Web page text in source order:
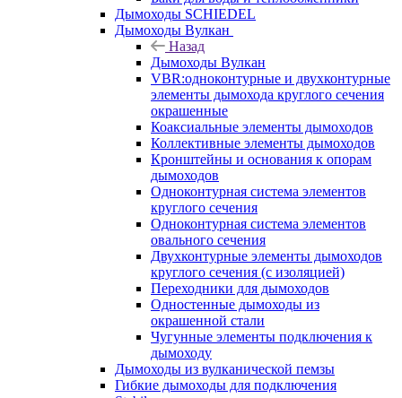
Дымоходы SCHIEDEL
Дымоходы Вулкан
Назад
Дымоходы Вулкан
VBR:одноконтурные и двухконтурные
элементы дымохода круглого сечения
окрашенные
Коаксиальные элементы дымоходов
Коллективные элементы дымоходов
Кронштейны и основания к опорам
дымоходов
Одноконтурная система элементов
круглого сечения
Одноконтурная система элементов
овального сечения
Двухконтурные элементы дымоходов
круглого сечения (с изоляцией)
Переходники для дымоходов
Одностенные дымоходы из
окрашенной стали
Чугунные элементы подключения к
дымоходу
Дымоходы из вулканической пемзы
Гибкие дымоходы для подключения